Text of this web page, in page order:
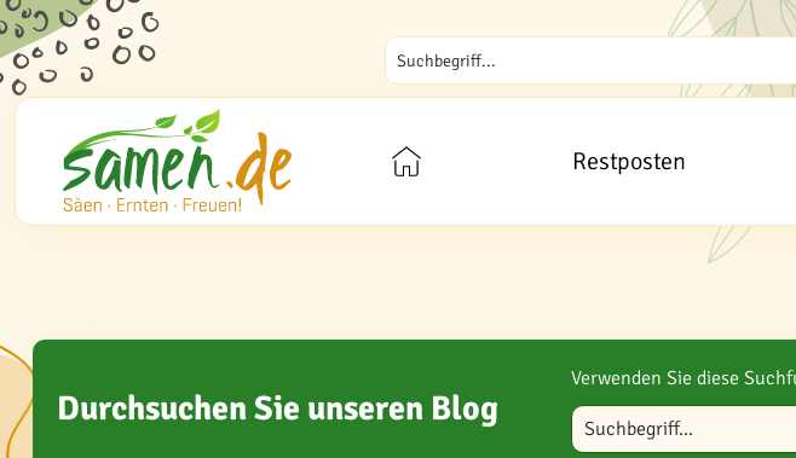
Restposten
Durchsuchen Sie unseren Blog
Verwenden Sie diese
Blog durchsuchen